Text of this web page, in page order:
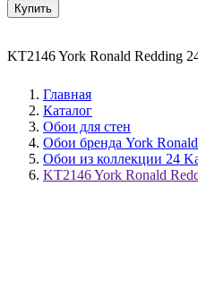
Купить
KT2146 York Ronald Redding
Главная
Каталог
Обои для стен
Обои бренда York
Обои из коллекции 24
KT2146 York Ronald